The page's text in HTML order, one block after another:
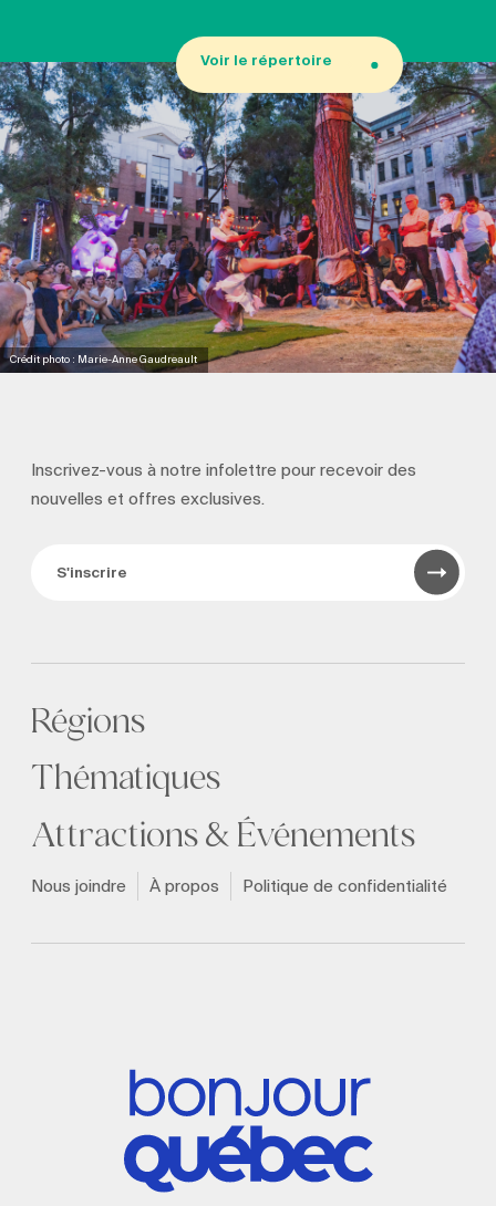
Voir le répertoire
Crédit photo : Marie-Anne Gaudreault
Inscrivez-vous à notre infolettre pour recevoirdes
nouvelles et offres exclusives.
S'inscrire
Régions
Thématiques
Attractions & Événements
Nous joindre À propos Politique de confidentialité